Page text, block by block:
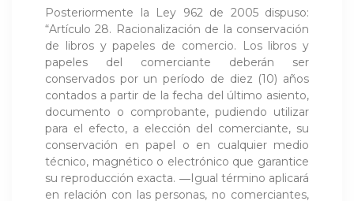
Posteriormente la Ley 962 de 2005 dispuso:
“Artículo 28. Racionalización de la conservación
de libros y papeles de comercio. Los libros y
papeles del comerciante deberán ser
conservados por un período de diez (10) años
contados a partir de la fecha del último asiento,
documento o comprobante, pudiendo utilizar
para el efecto, a elección del comerciante, su
conservación en papel o en cualquier medio
técnico, magnético o electrónico que garantice
su reproducción exacta. ―Igual término aplicará
en relación con las personas, no comerciantes,